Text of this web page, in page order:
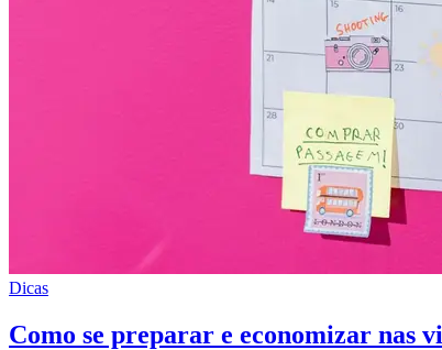
Dicas
Como se preparar e economizar nas